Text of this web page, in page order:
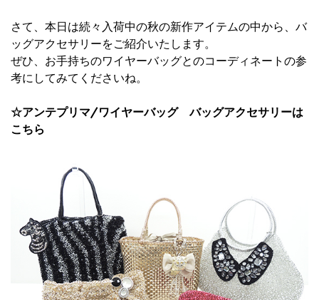
さて、本日は続々入荷中の秋の新作アイテムの中から、バ
ッグアクセサリーをご紹介いたします。
ぜひ、お手持ちのワイヤーバッグとのコーディネートの参
考にしてみてくださいね。
☆アンテプリマ/ワイヤーバッグ バッグアクセサリーは
こちら